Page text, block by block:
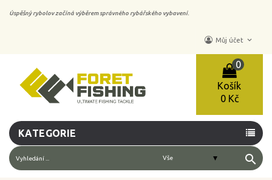
Úspěšný rybolov začíná výběrem správného rybářského vybavení.
Můj účet keyboard_arrow_down
Košík
0
0 Kč
KATEGORIE
search